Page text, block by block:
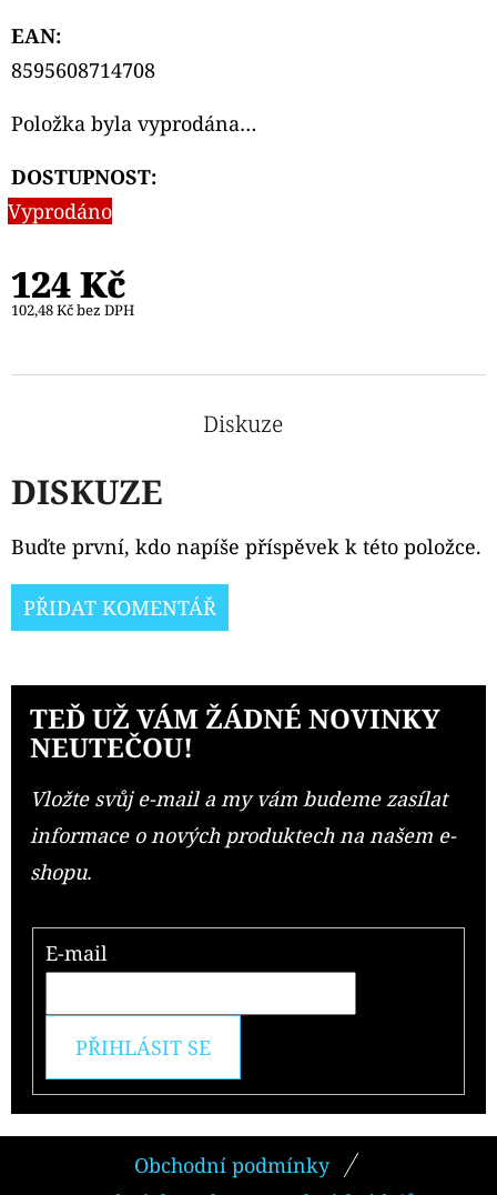
EAN:
8595608714708
Položka byla vyprodána…
DOSTUPNOST:
Vyprodáno
124 Kč
102,48 Kč bez DPH
Diskuze
DISKUZE
Buďte první, kdo napíše příspěvek k této položce.
PŘIDAT KOMENTÁŘ
TEĎ UŽ VÁM ŽÁDNÉ NOVINKY
NEUTEČOU!
Vložte svůj e-mail a my vám budeme zasílat
informace o nových produktech na našem e-
shopu.
E-mail
PŘIHLÁSIT SE
Obchodní podmínky